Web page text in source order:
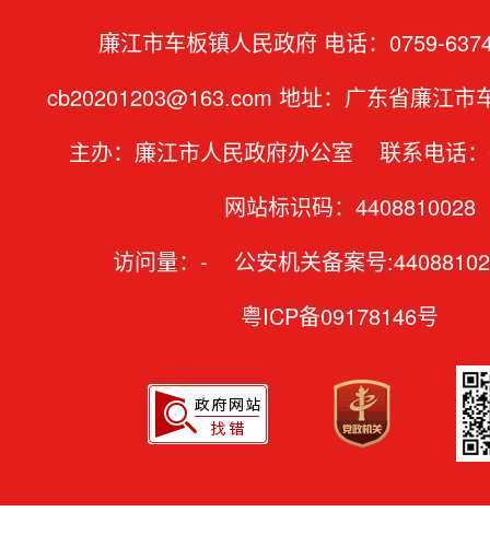
廉江市车板镇人民政府 电话：0759-
cb20201203@163.com 地址：广东省廉江市
主办：廉江市人民政府办公室 联系电话
网站标识码：4408810028
访问量： - 公安机关备案号
粤ICP备09178146号